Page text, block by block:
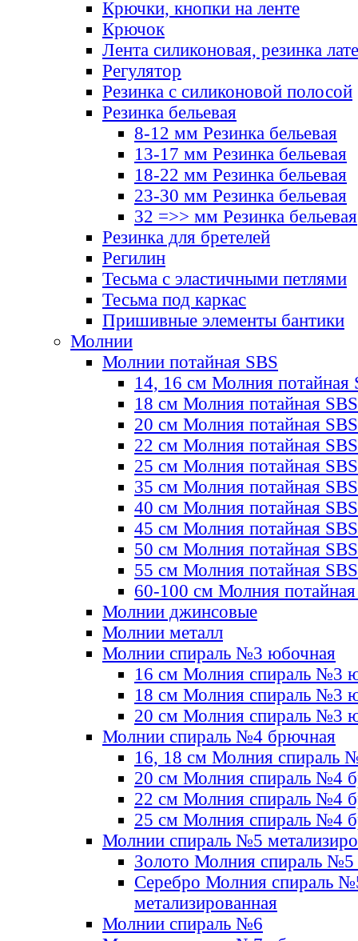
Крючки, кнопки на ленте
Крючок
Лента силиконовая, резинка
Регулятор
Резинка с силиконовой полосой
Резинка бельевая
8-12 мм Резинка бельевая
13-17 мм Резинка бельевая
18-22 мм Резинка бельевая
23-30 мм Резинка бельевая
32 =>> мм Резинка бельевая
Резинка для бретелей
Регилин
Тесьма с эластичными петлями
Тесьма под каркас
Пришивные элементы бантики
Молнии
Молнии потайная SBS
14, 16 см Молния потайная
18 см Молния потайная SBS
20 см Молния потайная SBS
22 см Молния потайная SBS
25 см Молния потайная SBS
35 см Молния потайная SBS
40 см Молния потайная SBS
45 см Молния потайная SBS
50 см Молния потайная SBS
55 см Молния потайная SBS
60-100 см Молния
Молнии джинсовые
Молнии металл
Молнии спираль №3 юбочная
16 см Молния спираль №3
18 см Молния спираль №3
20 см Молния спираль №3
Молнии спираль №4 брючная
16, 18 см Молния спираль
20 см Молния спираль №4
22 см Молния спираль №4
25 см Молния спираль №4
Молнии спираль №5
Золото Молния спираль №5
Серебро Молния спираль
метализированная
Молнии спираль №6